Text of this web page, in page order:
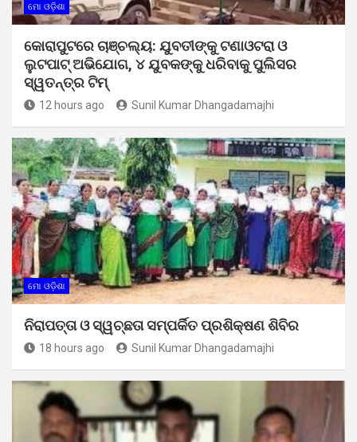
ମୋ ଓଡ଼ିଶା
କୋରାପୁଟରେ ଚାଞ୍ଚଲ୍ୟ: ଯୁବତୀଙ୍କୁ ଟଣାଓଟରା ଓ
ଲୁଟପାଟ୍ ଅଭିଯୋଗ, ୪ ଯୁବକଙ୍କୁ ଧରିବାକୁ ପୁଲିସର
ସ୍ୱତନ୍ତ୍ର ଟିମ୍
12 hours ago Sunil Kumar Dhangadamajhi
ମୋ ଓଡ଼ିଶା
ନିରାପତ୍ତା ଓ ସ୍ୱଚ୍ଛତା ସମ୍ପର୍କିତ ପ୍ରଶିକ୍ଷଣ ଶିବିର
18 hours ago Sunil Kumar Dhangadamajhi